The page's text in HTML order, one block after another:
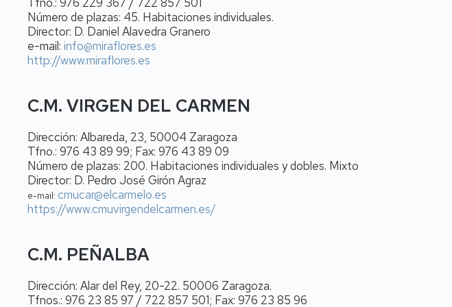
Número de plazas: 45. Habitaciones individuales.
Director: D. Daniel Alavedra Granero
e-mail: info@miraflores.es
http://www.miraflores.es
C.M. VIRGEN DEL CARMEN
Dirección: Albareda, 23, 50004 Zaragoza
Tfno.: 976 43 89 99; Fax: 976 43 89 09
Número de plazas: 200. Habitaciones individuales y dobles. Mixto
Director: D. Pedro José Girón Agraz
e-mail: cmucar@elcarmelo.es
https://www.cmuvirgendelcarmen.es/
C.M. PEÑALBA
Dirección: Alar del Rey, 20-22. 50006 Zaragoza.
Tfnos.: 976 23 85 97 / 722 857 501; Fax: 976 23 85 96